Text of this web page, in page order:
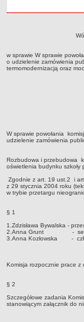
Zabytki Gminy
Plan
Plan ogólny
Miejscowy Plan
terenów Gminy
pomoc prawna
Porozumienia
Infromacje w
ocena jakości
Urząd gminy
Jednostki
Gminne
Zarządzenie nr 10/
kwietnia 2013w sprawie
Rozbudowa i
oświetlenia budynku
w sprawie W sprawie
o udzielenie zamówienia
termomodernizacją oraz
W sprawie powołania
udzielenie zamówienia
Rozbudowa i przebudowa
oświetlenia budynku szkoły
Zgodnie z art. 19 ust.2 i
z 29 stycznia 2004 roku
w trybie przetargu
§ 1
1.Zdzisława Bywalska -
2.Anna Grunt -
3.Anna Kozłowska -
Komisja rozpocznie prace
§ 2
Szczegółowe zadania
stanowiącym załącznik do